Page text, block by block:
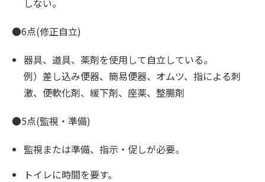
しない。
●6点(修正自立)
器具、道具、薬剤を使用して自立している。
例）差し込み便器、簡易便器、オムツ、指による刺
激、便軟化剤、緩下剤、座薬、整腸剤
●5点(監視・準備)
監視または準備、指示・促しが必要。
トイレに時間を要す。